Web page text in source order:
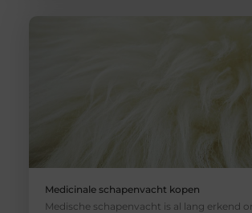
Medicinale schapenvacht kopen
Medische schapenvacht is al lang erkend